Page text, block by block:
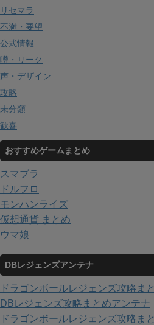
リセマラ
不満・要望
公式情報
噂・リーク
声・デザイン
攻略
未分類
歓喜
おすすめゲームまとめ
スマブラ
ドルフロ
モンハンライズ
仮想通貨 まとめ
ウマ娘
DBレジェンズアンテナ
ドラゴンボールレジェンズ攻略ま
DBレジェンズ攻略まとめアンテナ
ドラゴンボールレジェンズ攻略ま